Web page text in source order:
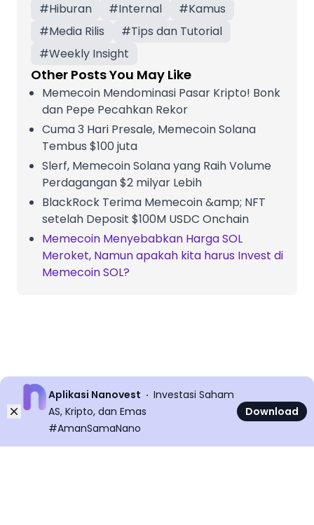
#Hiburan #Internal #Kamus
#Media Rilis #Tips dan Tutorial
#Weekly Insight
Other Posts You May Like
Memecoin Mendominasi Pasar Kripto! Bonk
dan Pepe Pecahkan Rekor
Cuma 3 Hari Presale, Memecoin Solana
Tembus $100 juta
Slerf, Memecoin Solana yang Raih Volume
Perdagangan $2 milyar Lebih
BlackRock Terima Memecoin &amp; NFT
setelah Deposit $100M USDC Onchain
Memecoin Menyebabkan Harga SOL
Meroket, Namun apakah kita harus Invest di
Memecoin SOL?
Dismiss
Aplikasi Nanovest
Investasi Saham
AS, Kripto, dan Emas
#AmanSamaNano
Download